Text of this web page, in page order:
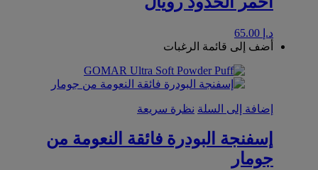
د.إ
أضف إلى قائمة الرغبات
إضافة إلى السلة نظرة سريعة
إسفنجة البودرة فائقة النعومة من
جومار